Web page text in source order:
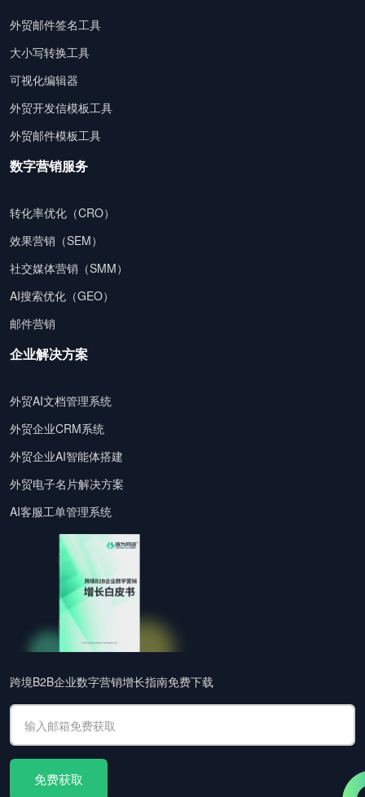
外贸邮件签名工具
大小写转换工具
可视化编辑器
外贸开发信模板工具
外贸邮件模板工具
数字营销服务
转化率优化（CRO）
效果营销（SEM）
社交媒体营销（SMM）
AI搜索优化（GEO）
邮件营销
企业解决方案
外贸AI文档管理系统
外贸企业CRM系统
外贸企业AI智能体搭建
外贸电子名片解决方案
AI客服工单管理系统
跨境B2B企业数字营销增长指南免费下载